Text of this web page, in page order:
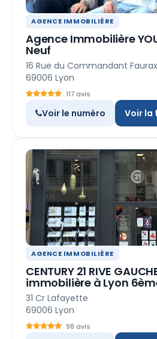
AGENCE IMMOBILIÈRE
Agence Immobilière
Neuf
16 Rue du Commandant Faurax
69006 Lyon
117 avis
Voir le numéro Voir la
AGENCE IMMOBILIÈRE
CENTURY 21 RIVE
immobilière à Lyon
31 Cr Lafayette
69006 Lyon
98 avis